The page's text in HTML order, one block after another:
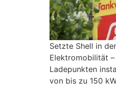
Setzte Shell in
Elektromobilität
Ladepunkten
von bis zu 150